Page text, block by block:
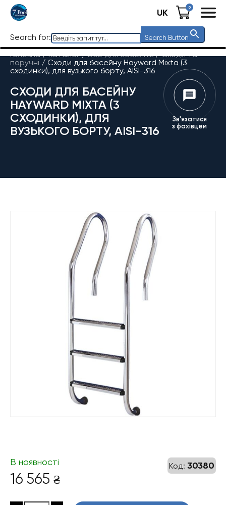
UK 0
Search for: Search Button
Головна / Каталог/Все для басейнів/Сходи та
поручні / Сходи для басейну Hayward Mixta (3
сходинки), для вузького борту, AISI-316
СХОДИ ДЛЯ БАСЕЙНУ
HAYWARD MIXTA (3
СХОДИНКИ), ДЛЯ
ВУЗЬКОГО БОРТУ, AISI-316
Зв'язатися
з фахівцем
Код: 30380
В наявності
16 565 ₴